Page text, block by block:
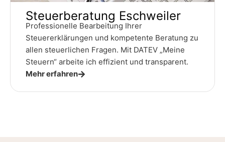
Steuerberatung Eschweiler
Professionelle Bearbeitung Ihrer
Steuererklärungen und kompetente Beratung zu
allen steuerlichen Fragen. Mit DATEV „Meine
Steuern“ arbeite ich effizient und transparent.
Mehr erfahren